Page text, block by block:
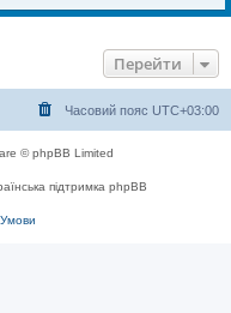
Перейти
Часовий пояс UTC+03:00
© phpBB Limited
підтримка phpBB
Умови